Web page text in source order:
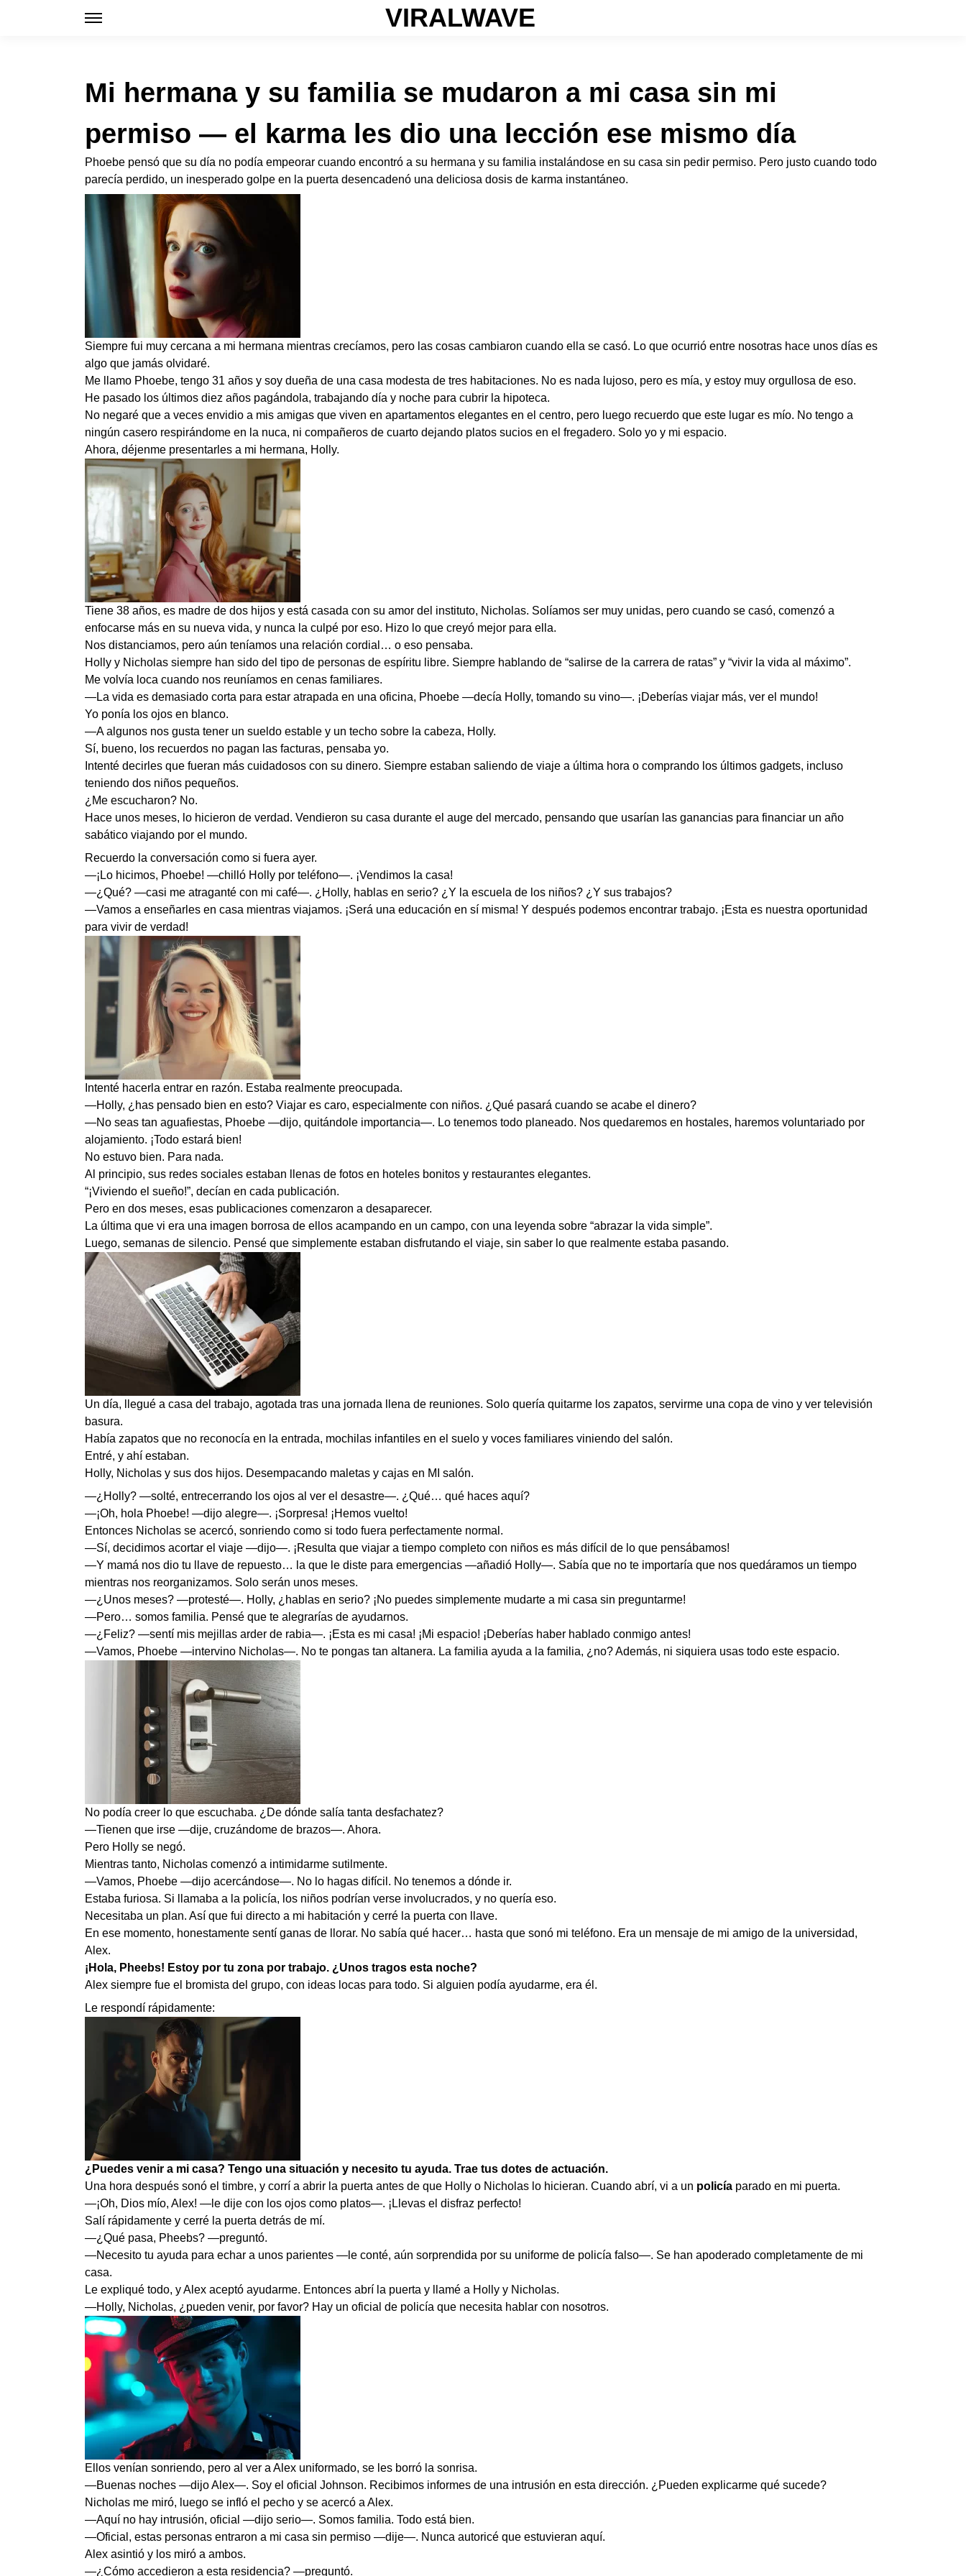
VIRALWAVE
Mi hermana y su familia se mudaron a mi casa sin mi
permiso — el karma les dio una lección ese mismo día
Phoebe pensó que su día no podía empeorar cuando encontró a su hermana y su familia instalándose en su casa sin pedir permiso. Pero justo cuando todo
parecía perdido, un inesperado golpe en la puerta desencadenó una deliciosa dosis de karma instantáneo.
Siempre fui muy cercana a mi hermana mientras crecíamos, pero las cosas cambiaron cuando ella se casó. Lo que ocurrió entre nosotras hace unos días es
algo que jamás olvidaré.
Me llamo Phoebe, tengo 31 años y soy dueña de una casa modesta de tres habitaciones. No es nada lujoso, pero es mía, y estoy muy orgullosa de eso.
He pasado los últimos diez años pagándola, trabajando día y noche para cubrir la hipoteca.
No negaré que a veces envidio a mis amigas que viven en apartamentos elegantes en el centro, pero luego recuerdo que este lugar es mío. No tengo a
ningún casero respirándome en la nuca, ni compañeros de cuarto dejando platos sucios en el fregadero. Solo yo y mi espacio.
Ahora, déjenme presentarles a mi hermana, Holly.
Tiene 38 años, es madre de dos hijos y está casada con su amor del instituto, Nicholas. Solíamos ser muy unidas, pero cuando se casó, comenzó a
enfocarse más en su nueva vida, y nunca la culpé por eso. Hizo lo que creyó mejor para ella.
Nos distanciamos, pero aún teníamos una relación cordial… o eso pensaba.
Holly y Nicholas siempre han sido del tipo de personas de espíritu libre. Siempre hablando de “salirse de la carrera de ratas” y “vivir la vida al máximo”.
Me volvía loca cuando nos reuníamos en cenas familiares.
—La vida es demasiado corta para estar atrapada en una oficina, Phoebe —decía Holly, tomando su vino—. ¡Deberías viajar más, ver el mundo!
Yo ponía los ojos en blanco.
—A algunos nos gusta tener un sueldo estable y un techo sobre la cabeza, Holly.
Sí, bueno, los recuerdos no pagan las facturas, pensaba yo.
Intenté decirles que fueran más cuidadosos con su dinero. Siempre estaban saliendo de viaje a última hora o comprando los últimos gadgets, incluso
teniendo dos niños pequeños.
¿Me escucharon? No.
Hace unos meses, lo hicieron de verdad. Vendieron su casa durante el auge del mercado, pensando que usarían las ganancias para financiar un año
sabático viajando por el mundo.
Recuerdo la conversación como si fuera ayer.
—¡Lo hicimos, Phoebe! —chilló Holly por teléfono—. ¡Vendimos la casa!
—¿Qué? —casi me atraganté con mi café—. ¿Holly, hablas en serio? ¿Y la escuela de los niños? ¿Y sus trabajos?
—Vamos a enseñarles en casa mientras viajamos. ¡Será una educación en sí misma! Y después podemos encontrar trabajo. ¡Esta es nuestra oportunidad
para vivir de verdad!
Intenté hacerla entrar en razón. Estaba realmente preocupada.
—Holly, ¿has pensado bien en esto? Viajar es caro, especialmente con niños. ¿Qué pasará cuando se acabe el dinero?
—No seas tan aguafiestas, Phoebe —dijo, quitándole importancia—. Lo tenemos todo planeado. Nos quedaremos en hostales, haremos voluntariado por
alojamiento. ¡Todo estará bien!
No estuvo bien. Para nada.
Al principio, sus redes sociales estaban llenas de fotos en hoteles bonitos y restaurantes elegantes.
“¡Viviendo el sueño!”, decían en cada publicación.
Pero en dos meses, esas publicaciones comenzaron a desaparecer.
La última que vi era una imagen borrosa de ellos acampando en un campo, con una leyenda sobre “abrazar la vida simple”.
Luego, semanas de silencio. Pensé que simplemente estaban disfrutando el viaje, sin saber lo que realmente estaba pasando.
Un día, llegué a casa del trabajo, agotada tras una jornada llena de reuniones. Solo quería quitarme los zapatos, servirme una copa de vino y ver televisión
basura.
Había zapatos que no reconocía en la entrada, mochilas infantiles en el suelo y voces familiares viniendo del salón.
Entré, y ahí estaban.
Holly, Nicholas y sus dos hijos. Desempacando maletas y cajas en MI salón.
—¿Holly? —solté, entrecerrando los ojos al ver el desastre—. ¿Qué… qué haces aquí?
—¡Oh, hola Phoebe! —dijo alegre—. ¡Sorpresa! ¡Hemos vuelto!
Entonces Nicholas se acercó, sonriendo como si todo fuera perfectamente normal.
—Sí, decidimos acortar el viaje —dijo—. ¡Resulta que viajar a tiempo completo con niños es más difícil de lo que pensábamos!
—Y mamá nos dio tu llave de repuesto… la que le diste para emergencias —añadió Holly—. Sabía que no te importaría que nos quedáramos un tiempo
mientras nos reorganizamos. Solo serán unos meses.
—¿Unos meses? —protesté—. Holly, ¿hablas en serio? ¡No puedes simplemente mudarte a mi casa sin preguntarme!
—Pero… somos familia. Pensé que te alegrarías de ayudarnos.
—¿Feliz? —sentí mis mejillas arder de rabia—. ¡Esta es mi casa! ¡Mi espacio! ¡Deberías haber hablado conmigo antes!
—Vamos, Phoebe —intervino Nicholas—. No te pongas tan altanera. La familia ayuda a la familia, ¿no? Además, ni siquiera usas todo este espacio.
No podía creer lo que escuchaba. ¿De dónde salía tanta desfachatez?
—Tienen que irse —dije, cruzándome de brazos—. Ahora.
Pero Holly se negó.
Mientras tanto, Nicholas comenzó a intimidarme sutilmente.
—Vamos, Phoebe —dijo acercándose—. No lo hagas difícil. No tenemos a dónde ir.
Estaba furiosa. Si llamaba a la policía, los niños podrían verse involucrados, y no quería eso.
Necesitaba un plan. Así que fui directo a mi habitación y cerré la puerta con llave.
En ese momento, honestamente sentí ganas de llorar. No sabía qué hacer… hasta que sonó mi teléfono. Era un mensaje de mi amigo de la universidad,
Alex.
¡Hola, Pheebs! Estoy por tu zona por trabajo. ¿Unos tragos esta noche?
Alex siempre fue el bromista del grupo, con ideas locas para todo. Si alguien podía ayudarme, era él.
Le respondí rápidamente:
¿Puedes venir a mi casa? Tengo una situación y necesito tu ayuda. Trae tus dotes de actuación.
Una hora después sonó el timbre, y corrí a abrir la puerta antes de que Holly o Nicholas lo hicieran. Cuando abrí, vi a un policía parado en mi puerta.
—¡Oh, Dios mío, Alex! —le dije con los ojos como platos—. ¡Llevas el disfraz perfecto!
Salí rápidamente y cerré la puerta detrás de mí.
—¿Qué pasa, Pheebs? —preguntó.
—Necesito tu ayuda para echar a unos parientes —le conté, aún sorprendida por su uniforme de policía falso—. Se han apoderado completamente de mi
casa.
Le expliqué todo, y Alex aceptó ayudarme. Entonces abrí la puerta y llamé a Holly y Nicholas.
—Holly, Nicholas, ¿pueden venir, por favor? Hay un oficial de policía que necesita hablar con nosotros.
Ellos venían sonriendo, pero al ver a Alex uniformado, se les borró la sonrisa.
—Buenas noches —dijo Alex—. Soy el oficial Johnson. Recibimos informes de una intrusión en esta dirección. ¿Pueden explicarme qué sucede?
Nicholas me miró, luego se infló el pecho y se acercó a Alex.
—Aquí no hay intrusión, oficial —dijo serio—. Somos familia. Todo está bien.
—Oficial, estas personas entraron a mi casa sin permiso —dije—. Nunca autoricé que estuvieran aquí.
Alex asintió y los miró a ambos.
—¿Cómo accedieron a esta residencia? —preguntó.